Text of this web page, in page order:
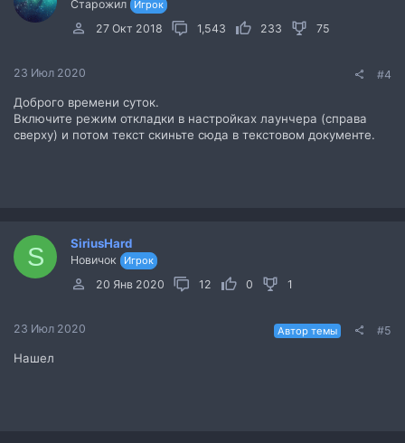
Старожил Игрок
27 Окт 2018 1,543 233 75
23 Июл 2020 #4
Доброго времени суток.
Включите режим откладки в настройках лаунчера (справа
сверху) и потом текст скиньте сюда в текстовом документе.
S SiriusHard
Новичок Игрок
20 Янв 2020 12 0 1
23 Июл 2020 Автор темы #5
Нашел